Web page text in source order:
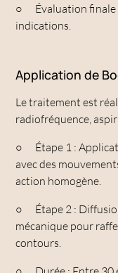
○ Évaluation finale
indications.
Application de
Le traitement est
radiofréquence,
○ Étape 1 :
avec des
action homogène.
○ Étape 2 :
mécanique pour
contours.